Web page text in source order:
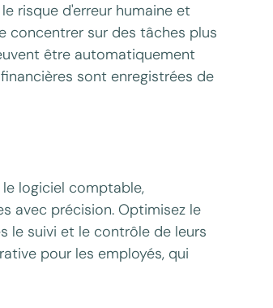
risque d'erreur humaine et
concentrer sur des tâches plus
être automatiquement
sont enregistrées de
logiciel comptable,
avec précision. Optimisez le
le suivi et le contrôle de leurs
pour les employés, qui